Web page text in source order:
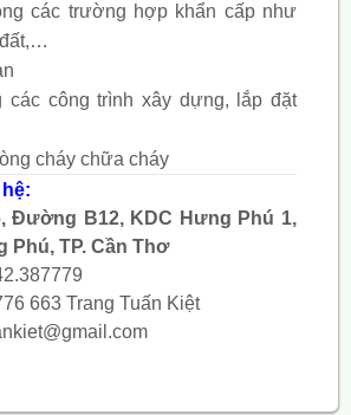
các trường hợp khẩn cấp như
các công trình xây dựng, lắp đặt
cháy chữa cháy
Đường B12, KDC Hưng Phú 1,
Phú, TP. Cần Thơ
663 Trang Tuấn Kiệt